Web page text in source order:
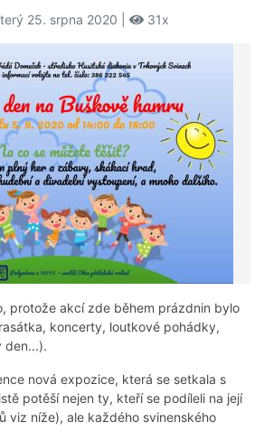
25. srpna 2020 | 31x
protože akcí zde během prázdnin bylo
koncerty, loutkové pohádky,
den...).
nová expozice, která se setkala s
potěší nejen ty, kteří se podíleli na její
viz níže), ale každého svinenského